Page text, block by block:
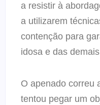
a resistir à
a utilizarem
contenção para
idosa e das
O apenado correu
tentou pegar um